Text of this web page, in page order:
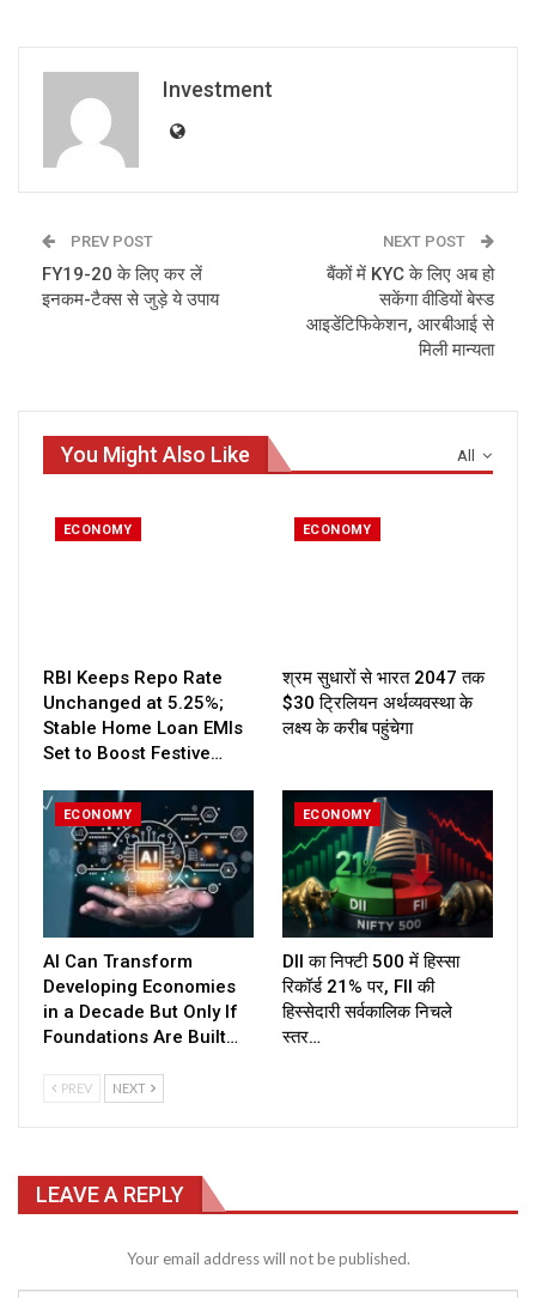
Investment
PREV POST
FY19-20 के लिए कर लें
इनकम-टैक्स से जुड़े ये उपाय
NEXT POST
बैंकों में KYC के लिए अब हो
सकेंगा वीडियों बेस्‍ड
आइडेंटिफि‍केशन, आरबीआई से
मिली मान्‍यता
All
You Might Also Like
ECONOMY
RBI Keeps Repo Rate
Unchanged at 5.25%;
Stable Home Loan EMIs
Set to Boost Festive…
ECONOMY
श्रम सुधारों से भारत 2047 तक
$30 ट्रिलियन अर्थव्यवस्था के
लक्ष्य के करीब पहुंचेगा
ECONOMY
AI Can Transform
Developing Economies
in a Decade But Only If
Foundations Are Built…
ECONOMY
DII का निफ्टी 500 में हिस्सा
रिकॉर्ड 21% पर, FII की
हिस्सेदारी सर्वकालिक निचले
स्तर…
PREV NEXT
LEAVE A REPLY
Your email address will not be published.